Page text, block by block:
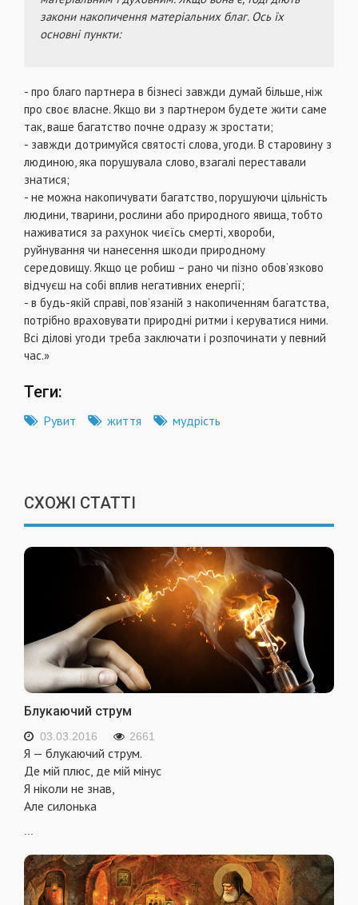
закони накопичення матеріальних благ. Ось їх
основні пункти:
- про благо партнера в бізнесі завжди думай більше, ніж
про своє власне. Якщо ви з партнером будете жити саме
так, ваше багатство почне одразу ж зростати;
- завжди дотримуйся святості слова, угоди. В старовину з
людиною, яка порушувала слово, взагалі переставали
знатися;
- не можна накопичувати багатство, порушуючи цільність
людини, тварини, рослини або природного явища, тобто
наживатися за рахунок чиєїсь смерті, хвороби,
руйнування чи нанесення шкоди природному
середовищу. Якщо це робиш – рано чи пізно обов’язково
відчуєш на собі вплив негативних енергії;
- в будь-якій справі, пов’язаній з накопиченням багатства,
потрібно враховувати природні ритми і керуватися ними.
Всі ділові угоди треба заключати і розпочинати у певний
час.»
Теги:
Рувит життя мудрість
СХОЖІ СТАТТІ
Блукаючий струм
03.03.2016 2661
Я — блукаючий струм.
Де мій плюс, де мій мінус
Я ніколи не знав,
Але силонька